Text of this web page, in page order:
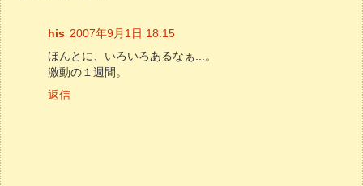
his 2007年9月1日 18:15
ほんとに、いろいろあるなぁ...。
激動の１週間。
返信